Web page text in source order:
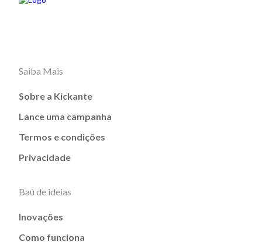
Saiba Mais
Sobre a Kickante
Lance uma campanha
Termos e condições
Privacidade
Baú de ideias
Inovações
Como funciona